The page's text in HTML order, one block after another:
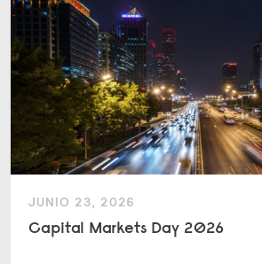
JUNIO 23, 2026
Capital Markets Day 2026